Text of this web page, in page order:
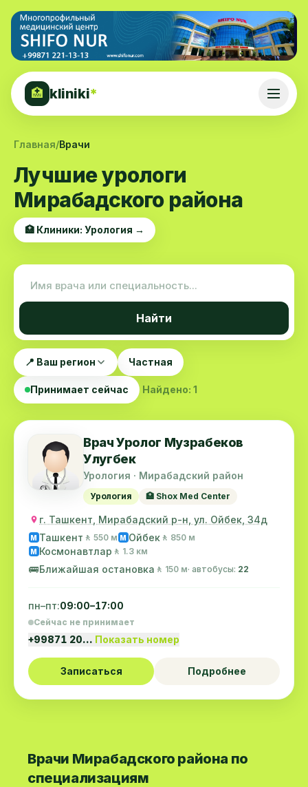
🏥 kliniki*
Главная/Врачи
Лучшие урологи
Мирабадского района
🏥 Клиники: Урология →
Найти
📍 Ваш регион Частная
Принимает сейчас Найдено: 1
Врач Уролог Музрабеков
Улугбек
Урология · Мирабадский район
Урология 🏥 Shox Med Center
г. Ташкент, Мирабадский р-н, ул. Ойбек, 34д
M Ташкент 🚶 550 м M Ойбек 🚶 850 м
M Космонавтлар 🚶 1.3 км
🚌Ближайшая остановка 🚶 150 м· автобусы: 22
пн–пт:09:00–17:00
Сейчас не принимает
+99871 20… Показать номер
Записаться Подробнее
Врачи Мирабадского района по
специализациям